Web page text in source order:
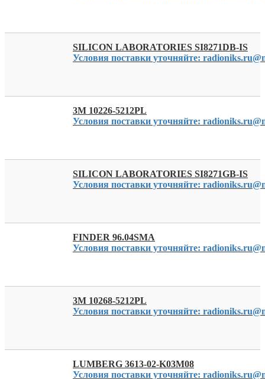
SILICON LABORATORIES SI8271DB-IS
Условия поставки уточняйте:
3M 10226-5212PL
Условия поставки уточняйте:
SILICON LABORATORIES SI8271GB-IS
Условия поставки уточняйте:
FINDER 96.04SMA
Условия поставки уточняйте:
3M 10268-5212PL
Условия поставки уточняйте:
LUMBERG 3613-02-K03M08
Условия поставки уточняйте: